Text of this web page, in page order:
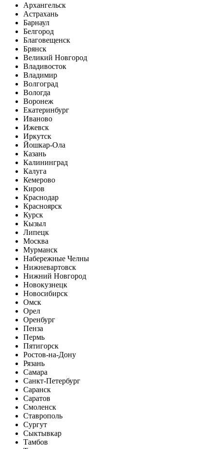
Архангельск
Астрахань
Барнаул
Белгород
Благовещенск
Брянск
Великий Новгород
Владивосток
Владимир
Волгоград
Вологда
Воронеж
Екатеринбург
Иваново
Ижевск
Иркутск
Йошкар-Ола
Казань
Калининград
Калуга
Кемерово
Киров
Краснодар
Красноярск
Курск
Кызыл
Липецк
Москва
Мурманск
Набережные Челны
Нижневартовск
Нижний Новгород
Новокузнецк
Новосибирск
Омск
Орел
Оренбург
Пенза
Пермь
Пятигорск
Ростов-на-Дону
Рязань
Самара
Санкт-Петербург
Саранск
Саратов
Смоленск
Ставрополь
Сургут
Сыктывкар
Тамбов